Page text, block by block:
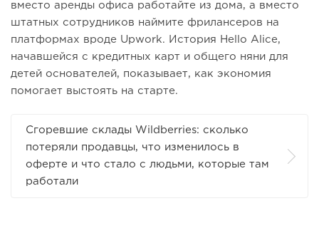
вместо аренды офиса работайте из дома, а вместо
штатных сотрудников наймите фрилансеров на
платформах вроде Upwork. История Hello Alice,
начавшейся с кредитных карт и общего няни для
детей основателей, показывает, как экономия
помогает выстоять на старте.
Сгоревшие склады Wildberries: сколько
потеряли продавцы, что изменилось в
оферте и что стало с людьми, которые там
работали